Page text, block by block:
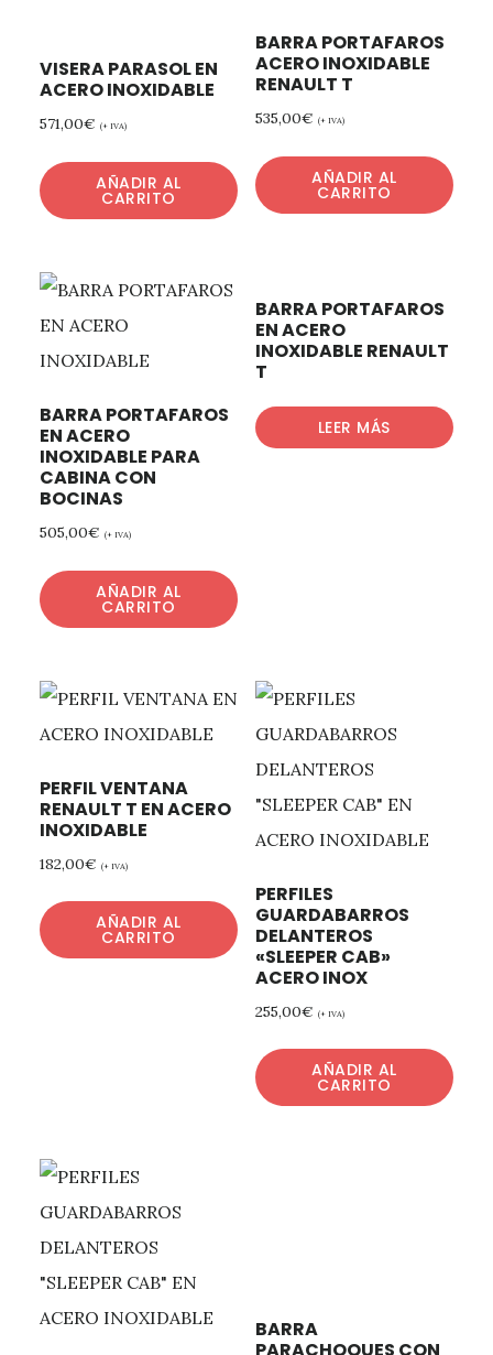
VISERA PARASOL EN
ACERO INOXIDABLE
571,00€ (+ IVA)
AÑADIR AL
CARRITO
BARRA PORTAFAROS
ACERO INOXIDABLE
RENAULT T
535,00€ (+ IVA)
AÑADIR AL
CARRITO
BARRA PORTAFAROS
EN ACERO
INOXIDABLE PARA
CABINA CON
BOCINAS
505,00€ (+ IVA)
AÑADIR AL
CARRITO
BARRA PORTAFAROS
EN ACERO
INOXIDABLE RENAULT
T
LEER MÁS
PERFIL VENTANA
RENAULT T EN ACERO
INOXIDABLE
182,00€ (+ IVA)
AÑADIR AL
CARRITO
PERFILES
GUARDABARROS
DELANTEROS
«SLEEPER CAB»
ACERO INOX
255,00€ (+ IVA)
AÑADIR AL
CARRITO
BARRA
PARACHOQUES CON